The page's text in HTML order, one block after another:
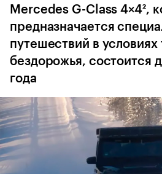
Mercedes G-Class 4×4²,
предназначается
путешествий в условиях
бездорожья, состоится
года